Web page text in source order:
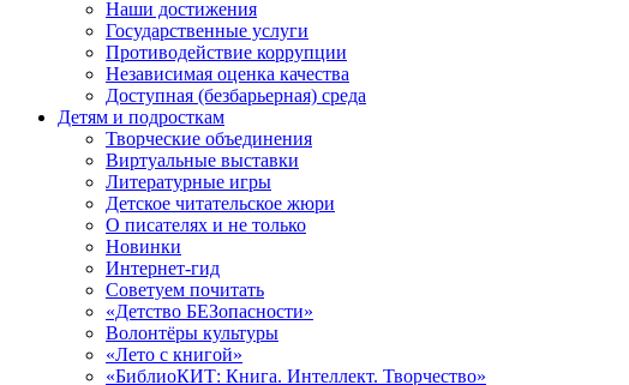
Наши достижения
Государственные услуги
Противодействие коррупции
Независимая оценка качества
Доступная (безбарьерная) среда
Детям и подросткам
Творческие объединения
Виртуальные выставки
Литературные игры
Детское читательское жюри
О писателях и не только
Новинки
Интернет-гид
Советуем почитать
«Детство БЕЗопасности»
Волонтёры культуры
«Лето с книгой»
«БиблиоКИТ: Книга. Интеллект. Творчество»